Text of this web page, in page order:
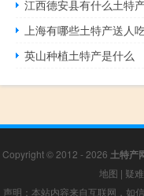
江西德安县有什么土特
上海有哪些土特产送人
英山种植土特产是什么
Copyright © 2012 - 2026 土特产
地图 | 疑
声明：本站内容来自互联网，如